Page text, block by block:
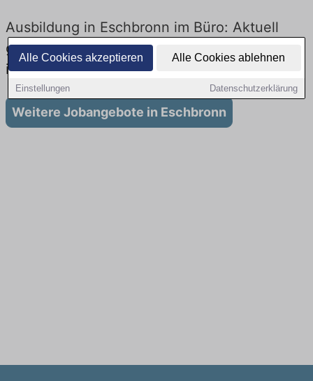
Alle Cookies akzeptieren Alle Cookies ablehnen
Einstellungen Datenschutzerklärung
Ausbildung in Eschbronn im Büro: Aktuell
gibt es keine Stellenangebote für Ausbildung
in Eschbronn
Weitere Jobangebote in Eschbronn